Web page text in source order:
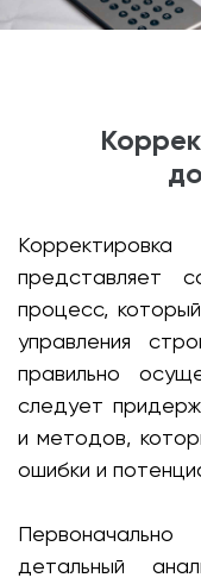
представляет
процесс,
управления
правильно
следует
и методов,
ошибки и
детальный